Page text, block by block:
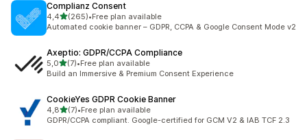
Complianz Consent
4,4/ 5 tähteä
(265)
265 arvostelua yhteensä
•Free plan available
Automated cookie banner – GDPR, CCPA & Google Consent Mode v2
Axeptio: GDPR/CCPA Compliance
5,0/ 5 tähteä
(7)
7 arvostelua yhteensä
•Free plan available
Build an Immersive & Premium Consent Experience
CookieYes GDPR Cookie Banner
4,8/ 5 tähteä
(7)
7 arvostelua yhteensä
•Free plan available
GDPR/CCPA compliant. Google-certified for GCM V2 & IAB TCF 2.3